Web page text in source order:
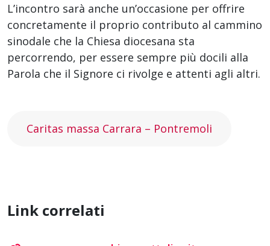
L’incontro sarà anche un’occasione per offrire
concretamente il proprio contributo al cammino
sinodale che la Chiesa diocesana sta
percorrendo, per essere sempre più docili alla
Parola che il Signore ci rivolge e attenti agli altri.
Caritas massa Carrara – Pontremoli
Link correlati